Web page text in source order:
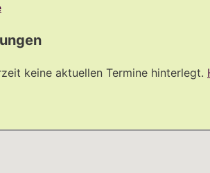
keine aktuellen Termine hinterlegt.